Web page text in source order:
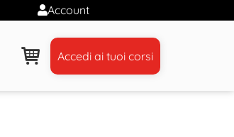
Account
Accedi ai tuoi corsi